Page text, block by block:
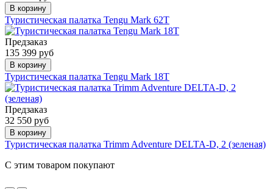
В корзину
Туристическая палатка Tengu Mark 62T
Предзаказ
135 399 руб
В корзину
Туристическая палатка Tengu Mark 18T
Предзаказ
32 550 руб
В корзину
Туристическая палатка Trimm Adventure DELTA-D, 2 (зеленая)
С этим товаром покупают